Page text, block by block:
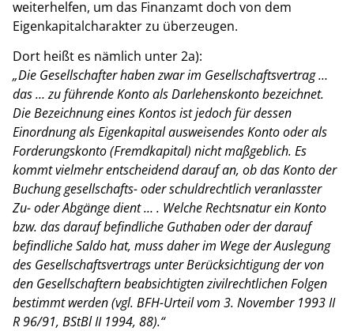
weiterhelfen, um das Finanzamt doch von dem
Eigenkapitalcharakter zu überzeugen.
Dort heißt es nämlich unter 2a):
„Die Gesellschafter haben zwar im Gesellschaftsvertrag …
das … zu führende Konto als Darlehenskonto bezeichnet.
Die Bezeichnung eines Kontos ist jedoch für dessen
Einordnung als Eigenkapital ausweisendes Konto oder als
Forderungskonto (Fremdkapital) nicht maßgeblich. Es
kommt vielmehr entscheidend darauf an, ob das Konto der
Buchung gesellschafts- oder schuldrechtlich veranlasster
Zu- oder Abgänge dient … . Welche Rechtsnatur ein Konto
bzw. das darauf befindliche Guthaben oder der darauf
befindliche Saldo hat, muss daher im Wege der Auslegung
des Gesellschaftsvertrags unter Berücksichtigung der von
den Gesellschaftern beabsichtigten zivilrechtlichen Folgen
bestimmt werden (vgl. BFH-Urteil vom 3. November 1993 II
R 96/91, BStBl II 1994, 88).“